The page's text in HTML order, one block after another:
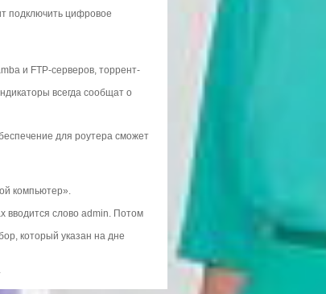
подключить цифровое
и FTP-серверов, торрент-
всегда сообщат о
для роутера сможет
компьютер».
вводится слово admin. Потом
который указан на дне